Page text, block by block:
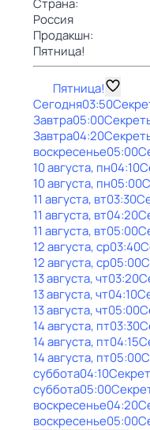
Страна:
Россия
Продакшн:
Пятница!
Пятница!
Сегодня03:50
Завтра05:00
Завтра04:20
воскресенье05:00
10 августа, пн04:10
10 августа, пн05:00
11 августа, вт03:30
11 августа, вт04:20
11 августа, вт05:00
12 августа, ср03:40
12 августа, ср05:00
13 августа, чт03:20
13 августа, чт04:10
13 августа, чт05:00
14 августа, пт03:30
14 августа, пт04:15
14 августа, пт05:00
суббота04:10
суббота05:00
воскресенье04:20
воскресенье05:00